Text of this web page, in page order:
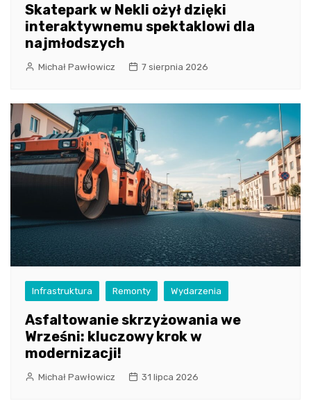
Skatepark w Nekli ożył dzięki
interaktywnemu spektaklowi dla
najmłodszych
Michał Pawłowicz 7 sierpnia 2026
Infrastruktura Remonty Wydarzenia
Asfaltowanie skrzyżowania we
Wrześni: kluczowy krok w
modernizacji!
Michał Pawłowicz 31 lipca 2026